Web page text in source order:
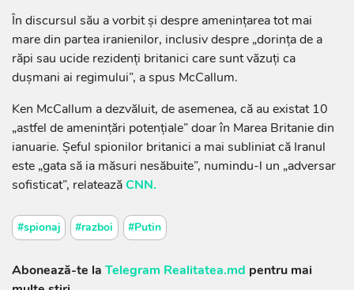
În discursul său a vorbit şi despre amenințarea tot mai
mare din partea iranienilor, inclusiv despre „dorinţa de a
răpi sau ucide rezidenți britanici care sunt văzuți ca
dușmani ai regimului”, a spus McCallum.
Ken McCallum a dezvăluit, de asemenea, că au existat 10
„astfel de amenințări potențiale” doar în Marea Britanie din
ianuarie. Şeful spionilor britanici a mai subliniat că Iranul
este „gata să ia măsuri nesăbuite”, numindu-l un „adversar
sofisticat”, relateazăCNN.
#spionaj #razboi #Putin
Abonează-te la Telegram Realitatea.md pentru mai